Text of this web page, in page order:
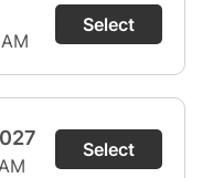
Select
Select